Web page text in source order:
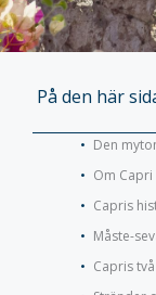
På den här
Den
Om Capri
Capris
Måste-
Capris